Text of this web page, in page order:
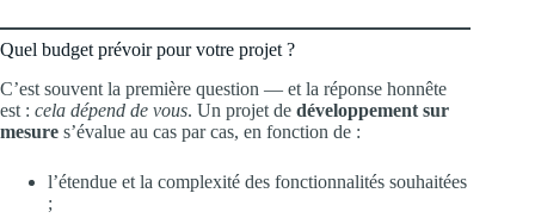
Quel budget prévoir pour votre projet ?
C’est souvent la première question — et la réponse honnête
est : cela dépend de vous. Un projet de développement sur
mesure s’évalue au cas par cas, en fonction de :
l’étendue et la complexité des fonctionnalités souhaitées
;